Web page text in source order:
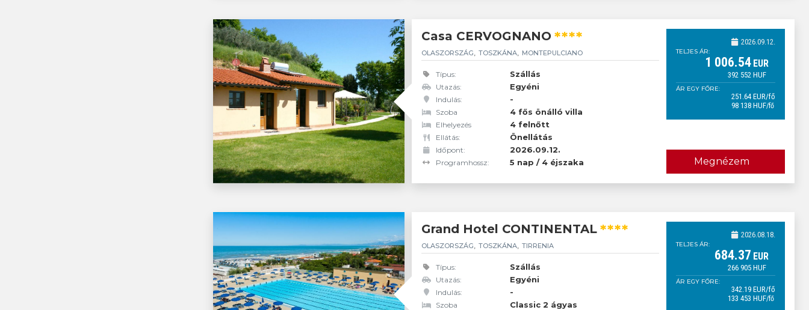
Casa CERVOGNANO ****
OLASZORSZÁG TOSZKÁNA MONTEPULCIANO
Típus: Szállás
Utazás: Egyéni
Indulás: -
Résztvevők: 2 felnőtt
Szoba 4 fős önálló villa
Elhelyezés 4 felnőtt
Ellátás: Önellátás
Időpont: 2026.09.12.
Programhossz: 5 nap / 4 éjszaka
2026.09.12.
TELJES ÁR:
1 006.54 EUR
392 552 HUF
ÁR EGY FŐRE:
251 .64 EUR/fő
98 138 HUF/fő
Megnézem
Grand Hotel CONTINENTAL ****
OLASZORSZÁG TOSZKÁNA TIRRENIA
Típus: Szállás
Utazás: Egyéni
Indulás: -
Résztvevők: 2 felnőtt
Szoba Classic 2 ágyas
2026.08.18.
TELJES ÁR:
684.37 EUR
266 905 HUF
ÁR EGY FŐRE:
342.19 EUR/fő
133 453 HUF/fő